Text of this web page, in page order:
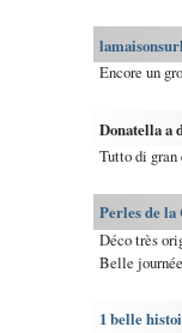
Encore un
Donatella
Tutto di
Perles de la
Déco très
Belle
1 belle